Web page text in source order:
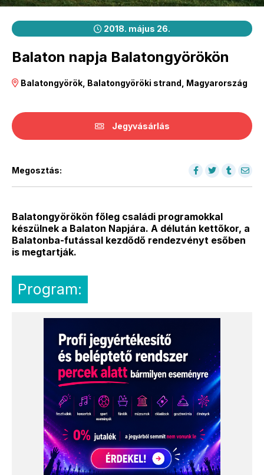
2018. május 26.
Balaton napja Balatongyörökön
Balatongyörök, Balatongyöröki strand, Magyarország
Jegyvásárlás
Megosztás:
Balatongyörökön főleg családi programokkal
készülnek a Balaton Napjára. A délután kettőkor, a
Balatonba-futással kezdődő rendezvényt esőben
is megtartják.
Program: